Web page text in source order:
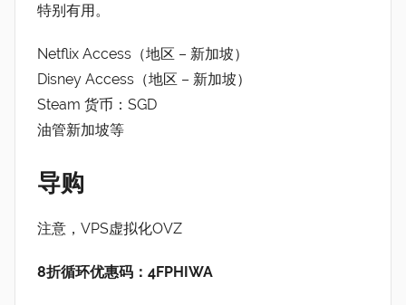
特别有用。
Netflix Access（地区 – 新加坡）
Disney Access（地区 – 新加坡）
Steam 货币：SGD
油管新加坡等
导购
注意，VPS虚拟化OVZ
8折循环优惠码：4FPHIWA